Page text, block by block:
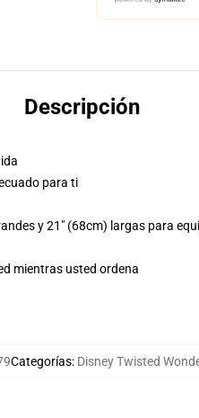
Descripción
para ti
y 21" (68cm) largas para
mientras usted ordena
Categorías: Disney Twisted